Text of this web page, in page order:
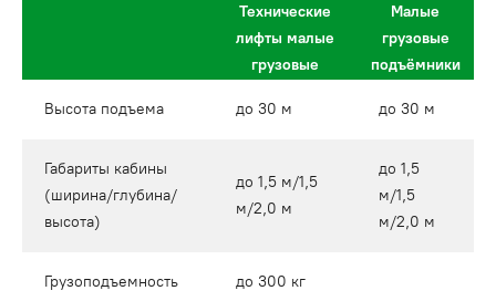
Технические
лифты малые
грузовые
Малые
грузовые
подъёмники
Высота подъема до 30 м до 30 м
Габариты кабины
(ширина/глубина/
высота)
до 1,5 м/1,5
м/2,0 м
до 1,5
м/1,5
м/2,0 м
Грузоподъемность до 300 кг